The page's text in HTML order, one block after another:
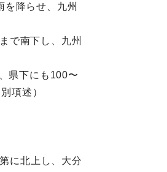
を降らせ、九州
で南下し、九州
県下にも100〜
項述）
に北上し、大分